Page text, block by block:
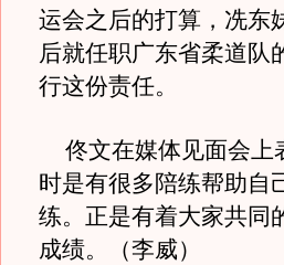
运会之后的打算，冼东
后就任职广东省柔道队
行这份责任。
佟文在媒体见面会上
时是有很多陪练帮助自
练。正是有着大家共同
成绩。（李威）